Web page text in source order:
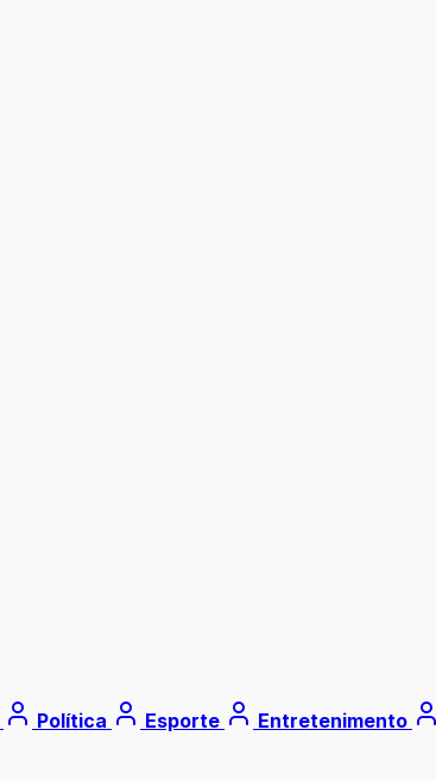
Política Esporte Entretenimento